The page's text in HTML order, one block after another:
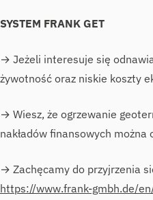
SYSTEM FRANK GET
→ Jeżeli interesuje się
żywotność oraz niskie koszty
→ Wiesz, że ogrzewanie
nakładów finansowych
→ Zachęcamy do przyjrzenia
https://www.frank-gmbh.de/